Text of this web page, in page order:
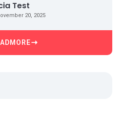
Test
20, 2025